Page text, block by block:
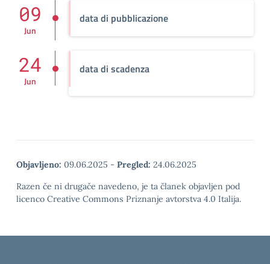
data di pubblicazione
09
Jun
data di scadenza
24
Jun
Objavljeno: 09.06.2025 - Pregled: 24.06.2025
Razen če ni drugače navedeno, je ta članek objavljen pod
licenco Creative Commons Priznanje avtorstva 4.0 Italija.